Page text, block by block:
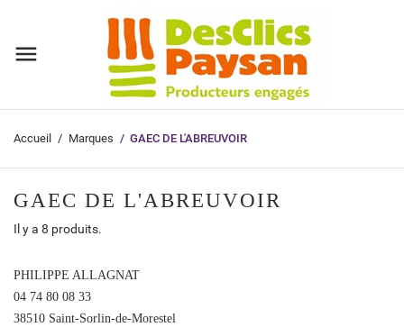
Accueil Marques GAEC DE L'ABREUVOIR
GAEC DE L'ABREUVOIR
Il y a 8 produits.
PHILIPPE ALLAGNAT
04 74 80 08 33
38510 Saint-Sorlin-de-Morestel